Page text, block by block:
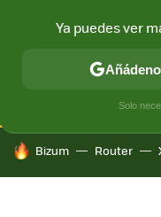
CONECTIVIDAD
HOY SE HABLA DE
Bizum Router
Ya puedes ver
Solo